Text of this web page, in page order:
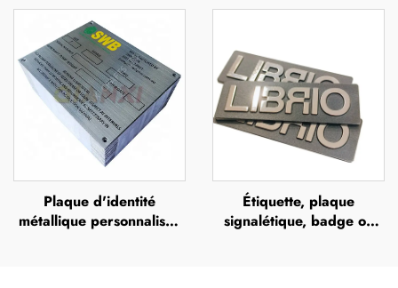
support adhésif en
aluminium
numéros de série gravés,
sérigraphie ou impression
offset, plaque métallique
en relief portant le nom
de la marque
Plaque d'identité
métallique personnalisée
Étiquette, plaque
signalétique, badge ou